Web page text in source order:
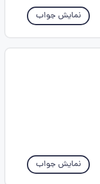
نمایش جواب
نمایش جواب